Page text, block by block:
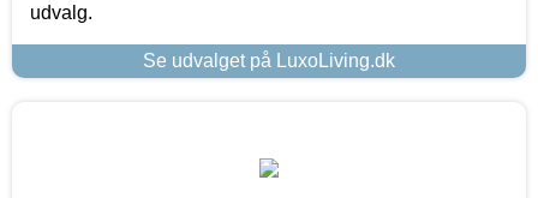
udvalg.
Se udvalget på LuxoLiving.dk